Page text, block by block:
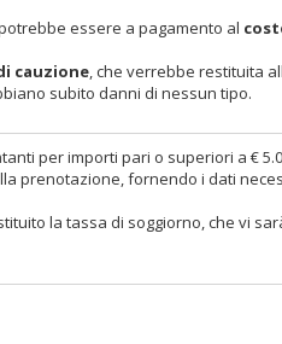
essere a pagamento al
cauzione, che verrebbe restituita
subito danni di nessun tipo.
per importi pari o superiori a €
prenotazione, fornendo i dati
la tassa di soggiorno, che vi